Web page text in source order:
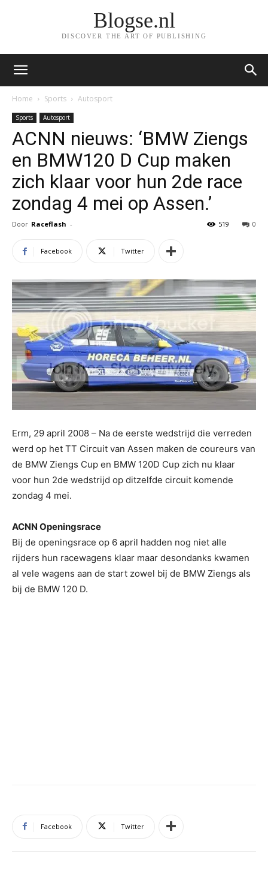
Blogse.nl
DISCOVER THE ART OF PUBLISHING
Home Sports Autosport
Sports Autosport
ACNN nieuws: ‘BMW Ziengs
en BMW120 D Cup maken
zich klaar voor hun 2de race
zondag 4 mei op Assen.’
Door Raceflash - 0
519
Facebook Twitter
Erm, 29 april 2008 – Na de eerste wedstrijd die verreden
werd op het TT Circuit van Assen maken de coureurs van
de BMW Ziengs Cup en BMW 120D Cup zich nu klaar
voor hun 2de wedstrijd op ditzelfde circuit komende
zondag 4 mei.
ACNN Openingsrace
Bij de openingsrace op 6 april hadden nog niet alle
rijders hun racewagens klaar maar desondanks kwamen
al vele wagens aan de start zowel bij de BMW Ziengs als
bij de BMW 120 D.
Facebook Twitter